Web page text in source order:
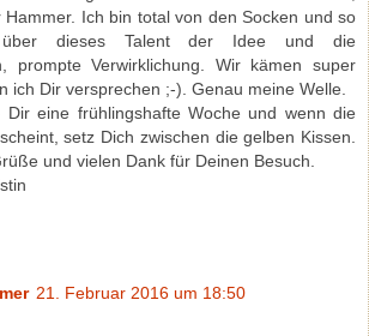
Hammer. Ich bin total von den Socken und so
über dieses Talent der Idee und die
prompte Verwirklichung. Wir kämen super
ich Dir versprechen ;-). Genau meine Welle.
Dir eine frühlingshafte Woche und wenn die
setz Dich zwischen die gelben Kissen.
und vielen Dank für Deinen Besuch.
21. Februar 2016 um 18:50